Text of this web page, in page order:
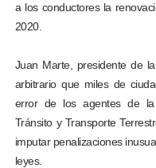
a los conductores la
2020.
Juan Marte, presidente de
arbitrario que miles de
error de los agentes de
Tránsito y Transporte
imputar penalizaciones
leyes.